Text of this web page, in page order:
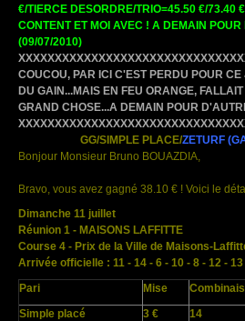
€/TIERCE DESORDRE/TRIO=45.50 €/73.40
CONTENT ET MOI AVEC ! A DEMAIN
(09/07/2010)
COUCOU, PAR ICI C'EST PERDU POUR CE
DU GAIN...MAIS EN FEU ORANGE,
GRAND CHOSE...A DEMAIN POUR
GG/SIMPLE PLACE/ZETURF
Bonjour Monsieur Bruno BOUAZDIA,
Bravo, vous avez gagné 38.10 € ! Voici le
Dimanche 11 juillet
Réunion 1 - MAISONS LAFFITTE
Course 4 - Prix de la Ville de Maisons-
Arrivée officielle : 11 - 14 - 6 - 10 - 8 - 12 - 13
Pari
Mise
Simple placé
3 € 14